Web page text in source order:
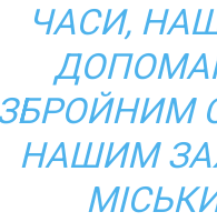
ЧАСИ,
НАШИМ